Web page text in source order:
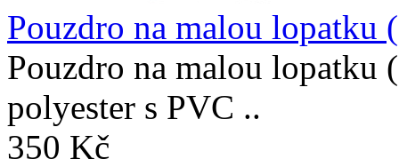
Pouzdro na malou lopatku
Pouzdro na malou lopatku
polyester s PVC ..
350 Kč